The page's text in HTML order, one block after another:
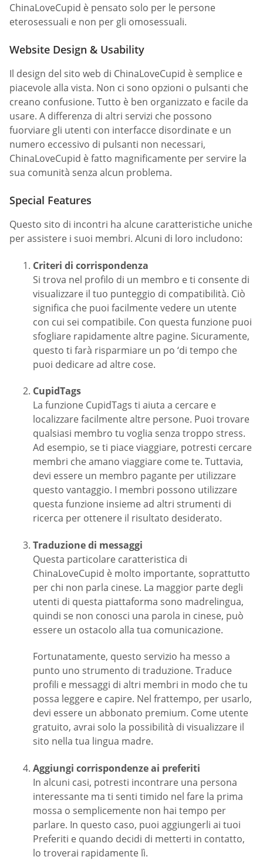
ChinaLoveCupid è pensato solo per le persone
eterosessuali e non per gli omosessuali.
Website Design & Usability
Il design del sito web di ChinaLoveCupid è semplice e
piacevole alla vista. Non ci sono opzioni o pulsanti che
creano confusione. Tutto è ben organizzato e facile da
usare. A differenza di altri servizi che possono
fuorviare gli utenti con interfacce disordinate e un
numero eccessivo di pulsanti non necessari,
ChinaLoveCupid è fatto magnificamente per servire la
sua comunità senza alcun problema.
Special Features
Questo sito di incontri ha alcune caratteristiche uniche
per assistere i suoi membri. Alcuni di loro includono:
Criteri di corrispondenza
Si trova nel profilo di un membro e ti consente di
visualizzare il tuo punteggio di compatibilità. Ciò
significa che puoi facilmente vedere un utente
con cui sei compatibile. Con questa funzione puoi
sfogliare rapidamente altre pagine. Sicuramente,
questo ti farà risparmiare un po ‘di tempo che
puoi dedicare ad altre cose.
CupidTags
La funzione CupidTags ti aiuta a cercare e
localizzare facilmente altre persone. Puoi trovare
qualsiasi membro tu voglia senza troppo stress.
Ad esempio, se ti piace viaggiare, potresti cercare
membri che amano viaggiare come te. Tuttavia,
devi essere un membro pagante per utilizzare
questo vantaggio. I membri possono utilizzare
questa funzione insieme ad altri strumenti di
ricerca per ottenere il risultato desiderato.
Traduzione di messaggi
Questa particolare caratteristica di
ChinaLoveCupid è molto importante, soprattutto
per chi non parla cinese. La maggior parte degli
utenti di questa piattaforma sono madrelingua,
quindi se non conosci una parola in cinese, può
essere un ostacolo alla tua comunicazione.
Fortunatamente, questo servizio ha messo a
punto uno strumento di traduzione. Traduce
profili e messaggi di altri membri in modo che tu
possa leggere e capire. Nel frattempo, per usarlo,
devi essere un abbonato premium. Come utente
gratuito, avrai solo la possibilità di visualizzare il
sito nella tua lingua madre.
Aggiungi corrispondenze ai preferiti
In alcuni casi, potresti incontrare una persona
interessante ma ti senti timido nel fare la prima
mossa o semplicemente non hai tempo per
parlare. In questo caso, puoi aggiungerli ai tuoi
Preferiti e quando decidi di metterti in contatto,
lo troverai rapidamente lì.